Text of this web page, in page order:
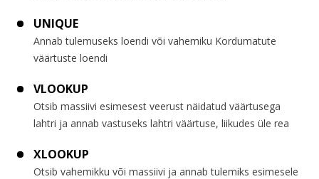
UNIQUE
Annab tulemuseks loendi või vahemiku Kordumatute
väärtuste loendi
VLOOKUP
Otsib massiivi esimesest veerust näidatud väärtusega
lahtri ja annab vastuseks lahtri väärtuse, liikudes üle rea
XLOOKUP
Otsib vahemikku või massiivi ja annab tulemiks esimesele